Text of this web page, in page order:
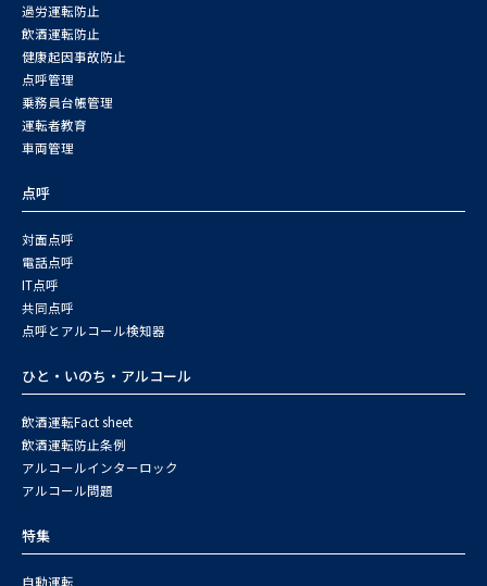
過労運転防止
飲酒運転防止
健康起因事故防止
点呼管理
乗務員台帳管理
運転者教育
車両管理
点呼
対面点呼
電話点呼
IT点呼
共同点呼
点呼とアルコール検知器
ひと・いのち・アルコール
飲酒運転Fact sheet
飲酒運転防止条例
アルコールインターロック
アルコール問題
特集
自動運転